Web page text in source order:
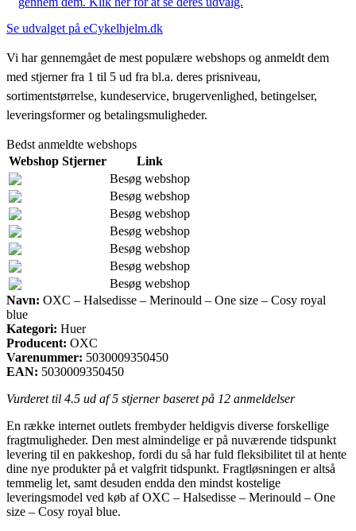
Se udvalget på eCykelhjelm.dk
Vi har gennemgået de mest populære webshops og anmeldt dem
med stjerner fra 1 til 5 ud fra bl.a. deres prisniveau,
sortimentstørrelse, kundeservice, brugervenlighed, betingelser,
leveringsformer og betalingsmuligheder.
Bedst anmeldte webshops
Webshop Stjerner
Link
Besøg webshop
Besøg webshop
Besøg webshop
Besøg webshop
Besøg webshop
Besøg webshop
Besøg webshop
Navn: OXC – Halsedisse – Merinould – One size – Cosy royal
blue
Kategori: Huer
Producent: OXC
Varenummer: 5030009350450
EAN: 5030009350450
Vurderet til 4.5 ud af 5 stjerner baseret på 12 anmeldelser
En række internet outlets frembyder heldigvis diverse forskellige
fragtmuligheder. Den mest almindelige er på nuværende tidspunkt
levering til en pakkeshop, fordi du så har fuld fleksibilitet til at hente
dine nye produkter på et valgfrit tidspunkt. Fragtløsningen er altså
temmelig let, samt desuden endda den mindst kostelige
leveringsmodel ved køb af OXC – Halsedisse – Merinould – One
size – Cosy royal blue.